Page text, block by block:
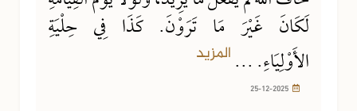
لَكَانَ غَيْرَ مَا تَرَوْنَ. كَذَا فِي حِلْيَةِ
الأَوْلِيَاءِ. ... المزيد